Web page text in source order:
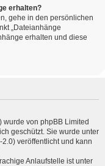
erhalten?
gehe in den persönlichen
„Dateianhänge
erhalten und diese
wurde von phpBB Limited
geschützt. Sie wurde unter
veröffentlicht und kann
Anlaufstelle ist unter